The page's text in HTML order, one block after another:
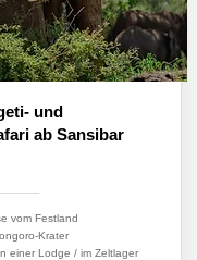
und
ab Sansibar
vom Festland
Krater
einer Lodge / im Zeltlager